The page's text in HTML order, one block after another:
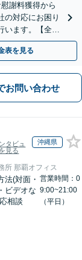
謝料獲得から
の対応にお困り
います。【全国
表を見る
お問い合わせ
タビュ
見る
沖縄県
所 那覇オフィス
法(対面・
ビデオな
相談
営業時間：0
9:00~21:00
（平日）